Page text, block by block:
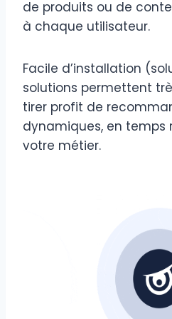
de produits ou de
à chaque utilisateur.
Facile d’installation
solutions permettent
tirer profit de
dynamiques, en temps
votre métier.